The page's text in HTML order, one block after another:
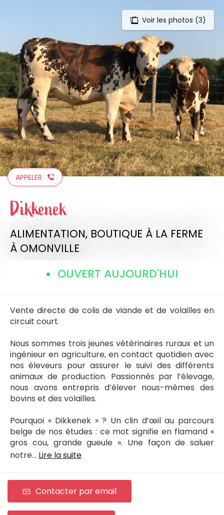
contenu
principal
Voir les photos (3)
APPELER
Dikkenek
ALIMENTATION, BOUTIQUE À LA FERME
À OMONVILLE
OUVERT AUJOURD'HUI
Vente directe de colis de viande et de volailles en
circuit court.
Nous sommes trois jeunes vétérinaires ruraux et un
ingénieur en agriculture, en contact quotidien avec
nos éleveurs pour assurer le suivi des différents
animaux de production. Passionnés par l’élevage,
nous avons entrepris d’élever nous-mêmes des
bovins et des volailles.
Pourquoi « Dikkenek » ? Un clin d’œil au parcours
belge de nos études : ce mot signifie en flamand «
gros cou, grande gueule ». Une façon de saluer
notre... Lire la suite
Contacter par email